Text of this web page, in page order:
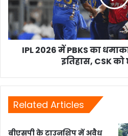
धमाका:
मुंबई
को
रौंदकर
को
पीछे...
IPL 2026 में PBKS का
इतिहास, CSK को
Related Articles
बीएसपी के टाउनशिप में अवैध